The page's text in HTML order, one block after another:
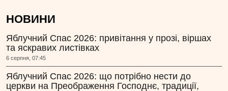
НОВИНИ
Яблучний Спас 2026: привітання у прозі, віршах
та яскравих листівках
6 серпня, 07:45
Яблучний Спас 2026: що потрібно нести до
церкви на Преображення Господнє, традиції,